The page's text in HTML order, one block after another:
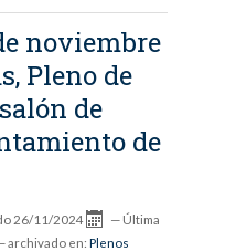
noviembre
Pleno de
de
de
26/11/2024 — Última
archivado en: Plenos